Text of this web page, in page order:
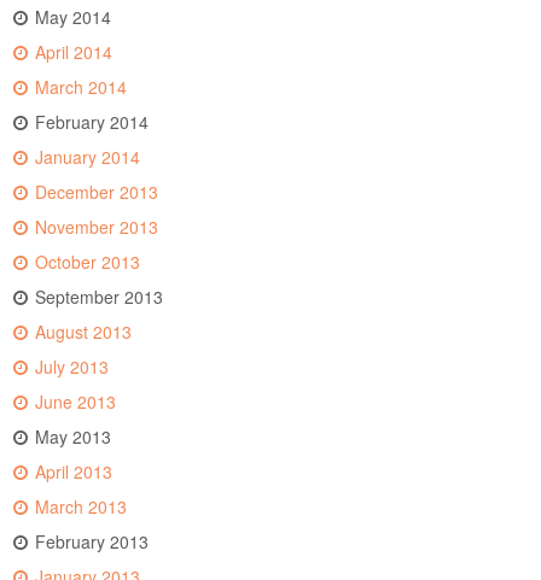
May 2014
April 2014
March 2014
February 2014
January 2014
December 2013
November 2013
October 2013
September 2013
August 2013
July 2013
June 2013
May 2013
April 2013
March 2013
February 2013